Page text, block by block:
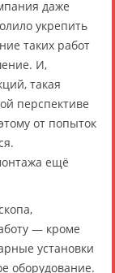
даже
укрепить
таких работ
И,
такая
перспективе
от попыток
ещё
— кроме
установки
оборудование.